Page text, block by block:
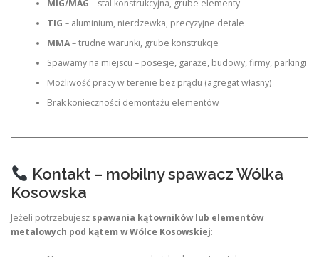
MIG/MAG – stal konstrukcyjna, grube elementy
TIG – aluminium, nierdzewka, precyzyjne detale
MMA– trudne warunki, grube konstrukcje
Spawamy na miejscu – posesje, garaże, budowy, firmy, parkingi
Możliwość pracy w terenie bez prądu (agregat własny)
Brak konieczności demontażu elementów
Kontakt – mobilny spawacz Wólka
Kosowska
Jeżeli potrzebujesz spawania kątowników lub elementów
metalowych pod kątem w Wólce Kosowskiej: